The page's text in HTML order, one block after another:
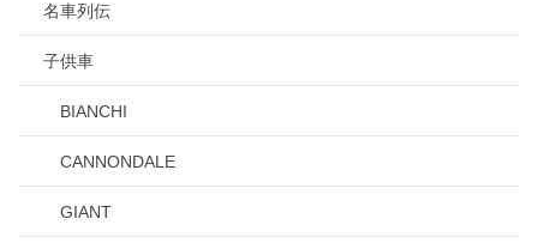
名車列伝
子供車
BIANCHI
CANNONDALE
GIANT